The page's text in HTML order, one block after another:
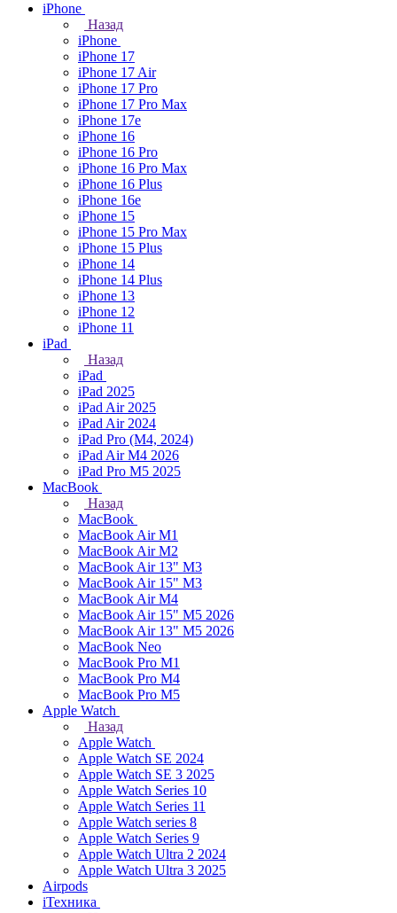
iPhone
Назад
iPhone
iPhone 17
iPhone 17 Air
iPhone 17 Pro
iPhone 17 Pro Max
iPhone 17e
iPhone 16
iPhone 16 Pro
iPhone 16 Pro Max
iPhone 16 Plus
iPhone 16e
iPhone 15
iPhone 15 Pro Max
iPhone 15 Plus
iPhone 14
iPhone 14 Plus
iPhone 13
iPhone 12
iPhone 11
iPad
Назад
iPad
iPad 2025
iPad Air 2025
iPad Air 2024
iPad Pro (M4, 2024)
iPad Air M4 2026
iPad Pro M5 2025
MacBook
Назад
MacBook
MacBook Air M1
MacBook Air M2
MacBook Air 13" M3
MacBook Air 15" M3
MacBook Air M4
MacBook Air 15" М5 2026
MacBook Air 13" М5 2026
MacBook Neo
MacBook Pro M1
MacBook Pro M4
MacBook Pro M5
Apple Watch
Назад
Apple Watch
Apple Watch SE 2024
Apple Watch SE 3 2025
Apple Watch Series 10
Apple Watch Series 11
Apple Watch series 8
Apple Watch Series 9
Apple Watch Ultra 2 2024
Apple Watch Ultra 3 2025
Airpods
iТехника